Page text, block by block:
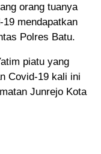
orang tuanya
mendapatkan
Polres Batu.
piatu yang
Covid-19 kali ini
Junrejo Kota